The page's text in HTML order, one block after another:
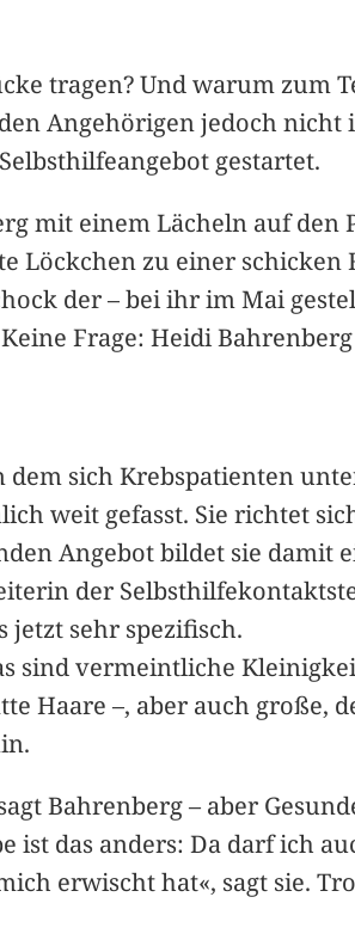
tragen? Und warum zum
Angehörigen jedoch nicht
gestartet.
mit einem Lächeln auf den
Löckchen zu einer schicken
der – bei ihr im Mai
Frage: Heidi
sich Krebspatienten
weit gefasst. Sie richtet
Angebot bildet sie damit
der
jetzt sehr spezifisch.
sind vermeintliche
Haare –, aber auch große,
Bahrenberg – aber
das anders: Da darf ich
erwischt hat«, sagt sie.